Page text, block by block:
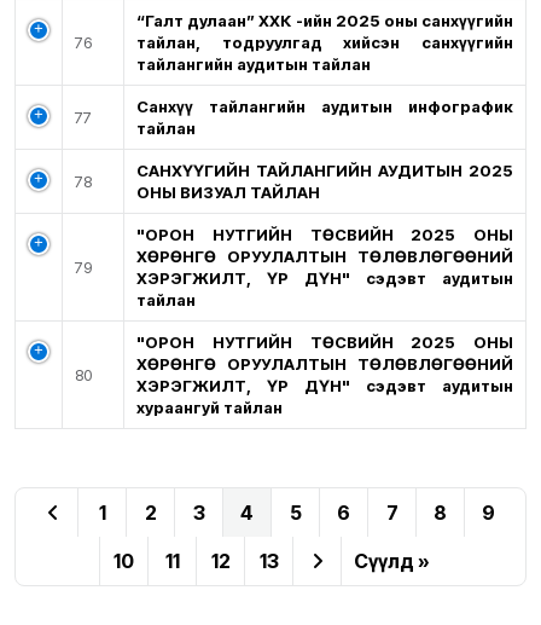
76
“Галт дулаан” ХХК -ийн 2025 оны санхүүгийн
тайлан, тодруулгад хийсэн санхүүгийн
тайлангийн аудитын тайлан
77
Санхүү тайлангийн аудитын инфографик
тайлан
78
САНХҮҮГИЙН ТАЙЛАНГИЙН АУДИТЫН 2025
ОНЫ ВИЗУАЛ ТАЙЛАН
79
"ОРОН НУТГИЙН ТӨСВИЙН 2025 ОНЫ
ХӨРӨНГӨ ОРУУЛАЛТЫН ТӨЛӨВЛӨГӨӨНИЙ
ХЭРЭГЖИЛТ, ҮР ДҮН" сэдэвт аудитын
тайлан
80
"ОРОН НУТГИЙН ТӨСВИЙН 2025 ОНЫ
ХӨРӨНГӨ ОРУУЛАЛТЫН ТӨЛӨВЛӨГӨӨНИЙ
ХЭРЭГЖИЛТ, ҮР ДҮН" сэдэвт аудитын
хураангуй тайлан
1 2 3 4 5 6 7 8
9
10
11 12 13 Сүүлд »